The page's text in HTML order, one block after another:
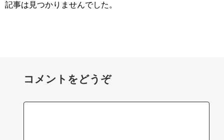
記事は見つかりませんでした。
コメントをどうぞ